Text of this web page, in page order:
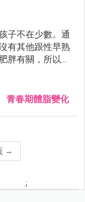
子不在少數。通
有其他跟性早熟
胖有關，所以來
肥胖、體脂肪與
青春期體脂變化
→
;